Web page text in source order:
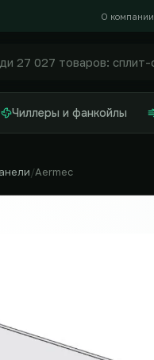
О компании
Чиллеры и фанкойлы
Aermec